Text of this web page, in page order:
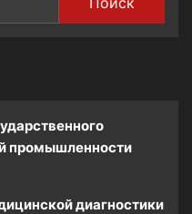
промышленности
диагностики